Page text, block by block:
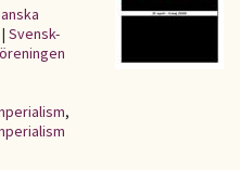
| Svensk-
,